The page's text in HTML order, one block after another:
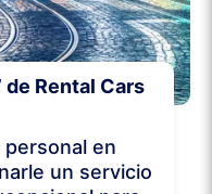
Rental Cars
en
un servicio